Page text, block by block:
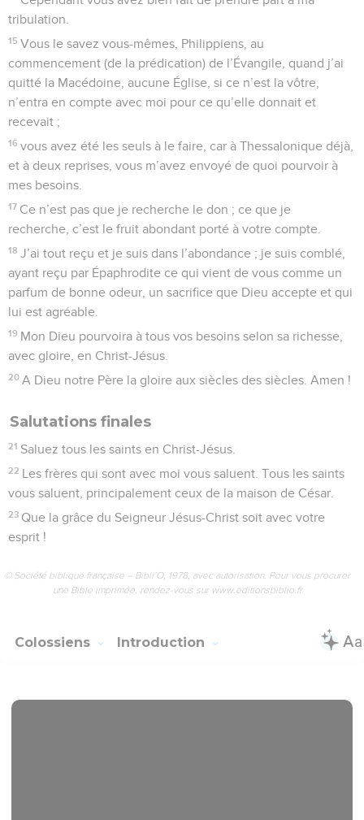
tribulation.
15 Vous le savez vous-mêmes, Philippiens, au
commencement (de la prédication) de l’Évangile, quand j’ai
quitté la Macédoine, aucune Église, si ce n’est la vôtre,
n’entra en compte avec moi pour ce qu’elle donnait et
recevait ;
16 vous avez été les seuls à le faire, car à Thessalonique déjà,
et à deux reprises, vous m’avez envoyé de quoi pourvoir à
mes besoins.
17 Ce n’est pas que je recherche le don ; ce que je
recherche, c’est le fruit abondant porté à votre compte.
18 J’ai tout reçu et je suis dans l’abondance ; je suis comblé,
ayant reçu par Épaphrodite ce qui vient de vous comme un
parfum de bonne odeur, un sacrifice que Dieu accepte et qui
lui est agréable.
19 Mon Dieu pourvoira à tous vos besoins selon sa richesse,
avec gloire, en Christ-Jésus.
20 A Dieu notre Père la gloire aux siècles des siècles. Amen !
Salutations finales
21 Saluez tous les saints en Christ-Jésus.
22 Les frères qui sont avec moi vous saluent. Tous les saints
vous saluent, principalement ceux de la maison de César.
23 Que la grâce du Seigneur Jésus-Christ soit avec votre
esprit !
© Société biblique française – Bibli’O, 1978, avec autorisation. Pour vous procurer
une Bible imprimée, rendez-vous sur www.editionsbiblio.fr
Colossiens Introduction